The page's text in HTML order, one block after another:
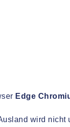
Edge
wird nicht